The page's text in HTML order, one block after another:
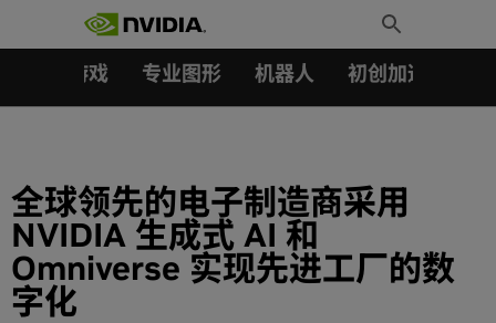
Toggle
Search
游戏 专业图形 机器人 初创加速会员成
全球领先的电子制造商采用
NVIDIA 生成式 AI 和
Omniverse 实现先进工厂的数
字化